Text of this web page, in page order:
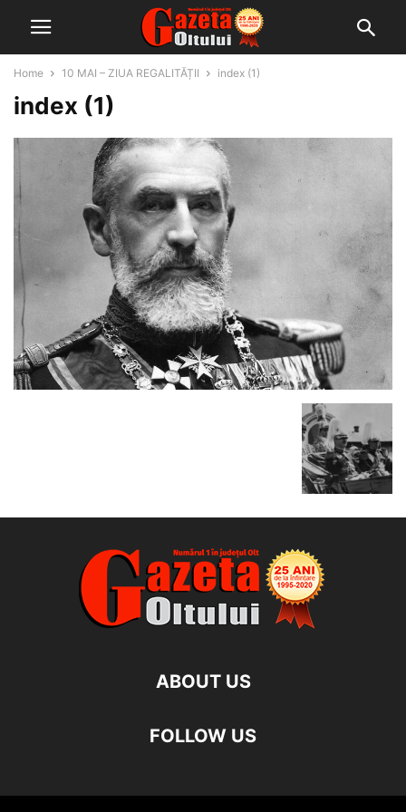
Home 10 MAI – ZIUA REGALITĂȚII index (1)
index (1)
ABOUT US
FOLLOW US